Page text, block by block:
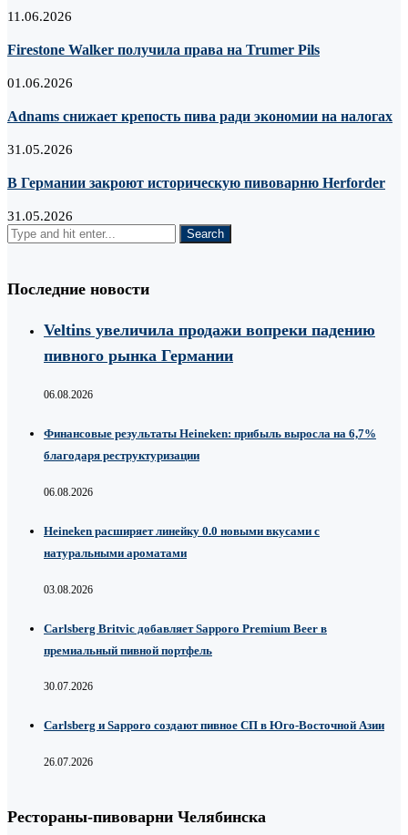
11.06.2026
Firestone Walker получила права на Trumer Pils
01.06.2026
Adnams снижает крепость пива ради экономии на налогах
31.05.2026
В Германии закроют историческую пивоварню Herforder
31.05.2026
Последние новости
Veltins увеличила продажи вопреки падению
пивного рынка Германии
06.08.2026
Финансовые результаты Heineken: прибыль выросла на 6,7%
благодаря реструктуризации
06.08.2026
Heineken расширяет линейку 0.0 новыми вкусами с
натуральными ароматами
03.08.2026
Carlsberg Britvic добавляет Sapporo Premium Beer в
премиальный пивной портфель
30.07.2026
Carlsberg и Sapporo создают пивное СП в Юго-Восточной Азии
26.07.2026
Рестораны-пивоварни Челябинска